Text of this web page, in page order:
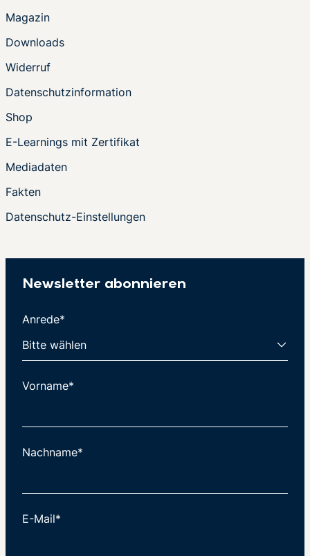
Magazin
Downloads
Widerruf
Datenschutzinformation
Shop
E-Learnings mit Zertifikat
Mediadaten
Fakten
Datenschutz-Einstellungen
Newsletter abonnieren
Anrede*
Vorname*
Nachname*
E-Mail*